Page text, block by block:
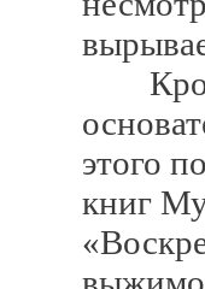
Кроме
этого
книг